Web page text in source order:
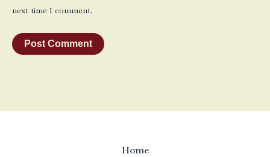
next time I comment.
Home